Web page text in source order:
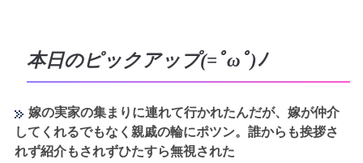
本日のピックアップ(=ﾟωﾟ)ﾉ
嫁の実家の集まりに連れて行かれたんだが、嫁が仲介
してくれるでもなく親戚の輪にポツン。誰からも挨拶さ
れず紹介もされずひたすら無視された